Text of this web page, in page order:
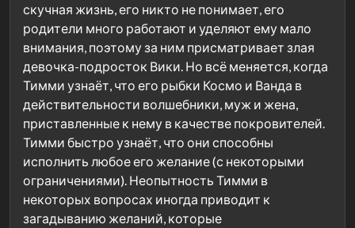
скучная жизнь, его никто не понимает, его
родители много работают и уделяют ему мало
внимания, поэтому за ним присматривает злая
девочка-подросток Вики. Но всё меняется, когда
Тимми узнаёт, что его рыбки Космо и Ванда в
действительности волшебники, муж и жена,
приставленные к нему в качестве покровителей.
Тимми быстро узнаёт, что они способны
исполнить любое его желание (с некоторыми
ограничениями). Неопытность Тимми в
некоторых вопросах иногда приводит к
загадыванию желаний, которые